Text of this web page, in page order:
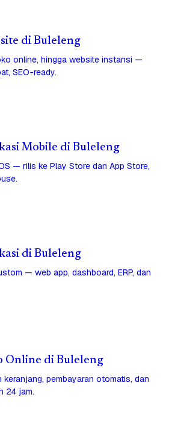
di Buleleng
online, hingga website instansi —
SEO-ready.
Mobile di Buleleng
— rilis ke Play Store dan App Store,
di Buleleng
— web app, dashboard, ERP, dan
Online di Buleleng
keranjang, pembayaran otomatis, dan
24 jam.